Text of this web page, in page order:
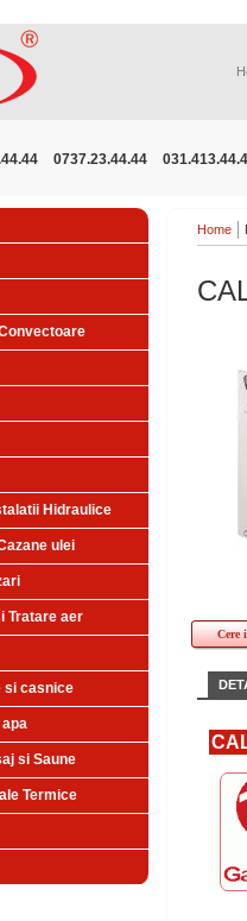
0737.23.44.44
Hidraulice
ulei
Tratare aer
si casnice
si Saune
Termice
Home
Cere